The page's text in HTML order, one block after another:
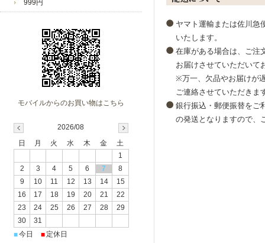
（10％
2023/4/18
・ダイ
2023/4/11
・当店
級の輝
2023/4/4
・可愛
が期間
2023/3/28
・ジュ
ーウォ
お店からのコメント
まゅ様
いつも当店をご愛好いただ
レビューのご投稿も感謝申
ラッピングへの評価も大変
ありがとうございます。
ヤマト運輸または佐川急
いたします。
在庫がある場合は、ご注
お届けさせていただいて
※万一、欠品やお届けが
ご連絡させていただきま
銀行振込・郵便振替をご
の発送となりますので、
999円
モバイルからのお買い物はこちら
2026/08
日
月 火 水 木 金
土
1
2
3 4 5 6 7
8
9
10 11 12 13 14
15
16
17 18 19 20 21
22
23
24 25 26 27 28
29
30
31
■今日 ■ 定休日